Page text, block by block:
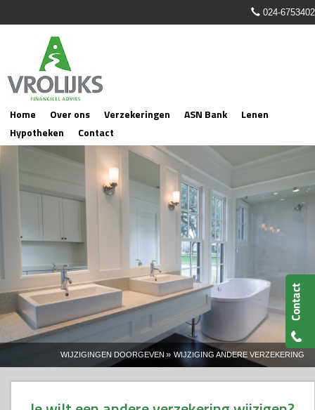
024-6753402
Home Over ons Verzekeringen ASN Bank
Lenen
Hypotheken
Contact
WIJZIGINGEN DOORGEVEN » WIJZIGING ANDERE VERZEKERING